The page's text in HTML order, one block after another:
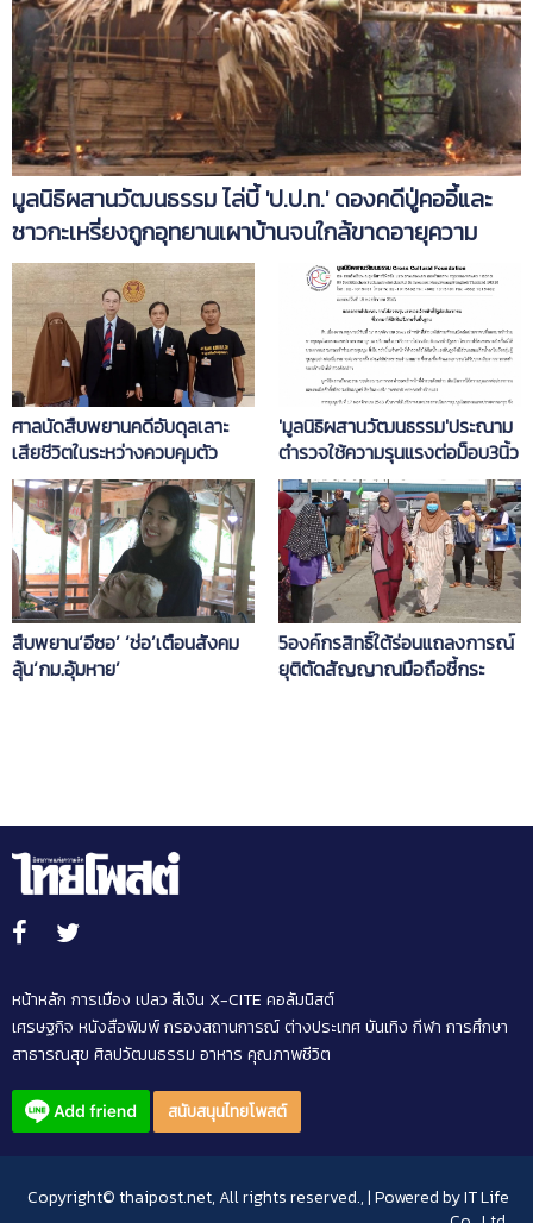
มูลนิธิผสานวัฒนธรรม ไล่บี้ 'ป.ป.ท.' ดองคดีปู่คออี้และ
ชาวกะเหรี่ยงถูกอุทยานเผาบ้านจนใกล้ขาดอายุความ
ศาลนัดสืบพยานคดีอับดุลเลาะ
เสียชีวิตในระหว่างควบคุมตัว
'มูลนิธิผสานวัฒนธรรม'ประณาม
ตำรวจใช้ความรุนแรงต่อม็อบ3นิ้ว
สืบพยาน‘อีซอ’ ‘ช่อ’เตือนสังคม
ลุ้น‘กม.อุ้มหาย’
5องค์กรสิทธิ์ใต้ร่อนแถลงการณ์
ยุติตัดสัญญาณมือถือชี้กระ
หน้าหลัก การเมือง เปลว สีเงิน X-CITE คอลัมนิสต์
เศรษฐกิจ หนังสือพิมพ์กรองสถานการณ์ต่างประเทศบันเทิง กีฬา การศึกษา
สาธารณสุข ศิลปวัฒนธรรม อาหาร คุณภาพชีวิต
สนับสนุนไทยโพสต์
Copyright© thaipost.net, All rights reserved., | Powered byIT Life